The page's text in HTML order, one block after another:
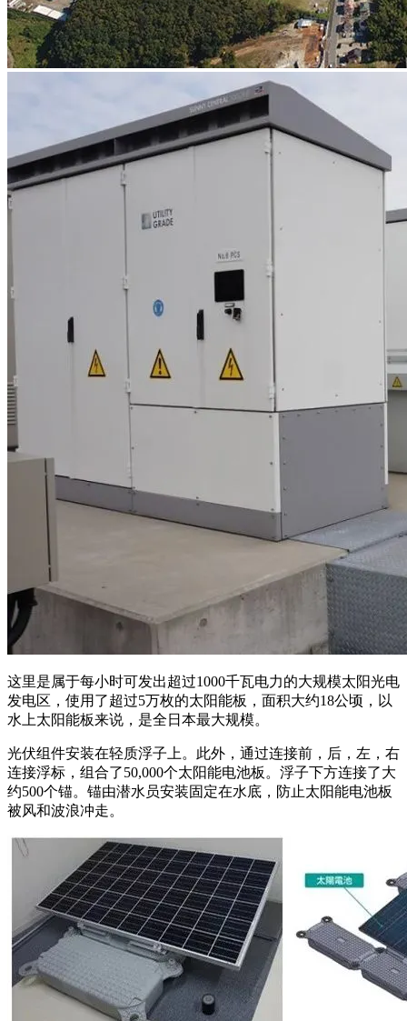
这里是属于每小时可发出超过1000千瓦电力的大规模太阳光电
发电区，使用了超过5万枚的太阳能板，面积大约18公顷，以
水上太阳能板来说，是全日本最大规模。
光伏组件安装在轻质浮子上。此外，通过连接前，后，左，右
连接浮标，组合了50,000个太阳能电池板。浮子下方连接了大
约500个锚。锚由潜水员安装固定在水底，防止太阳能电池板
被风和波浪冲走。